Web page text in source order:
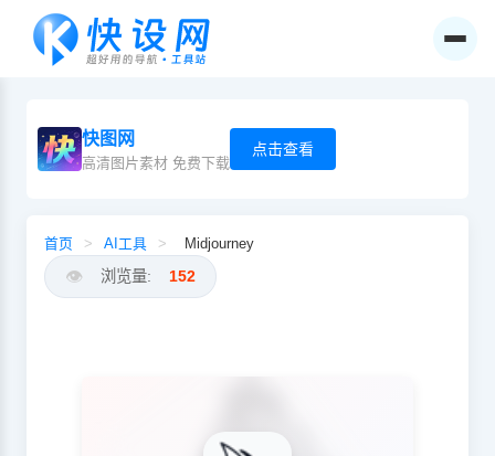
快图网
高清图片素材 免费下载
点击查看
首页 > AI工具 > Midjourney
👁️ 浏览量: 152